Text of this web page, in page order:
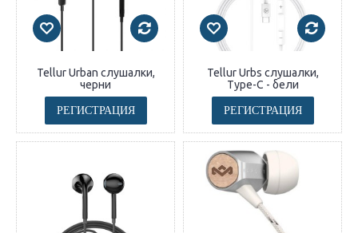
Tellur Urban слушалки,
черни
РЕГИСТРАЦИЯ
Tellur Urbs слушалки,
Type-C - бели
РЕГИСТРАЦИЯ